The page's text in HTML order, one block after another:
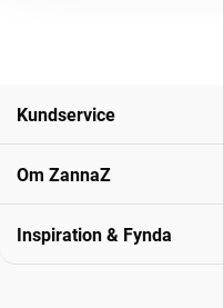
Kundservice
Om ZannaZ
Inspiration & Fynda